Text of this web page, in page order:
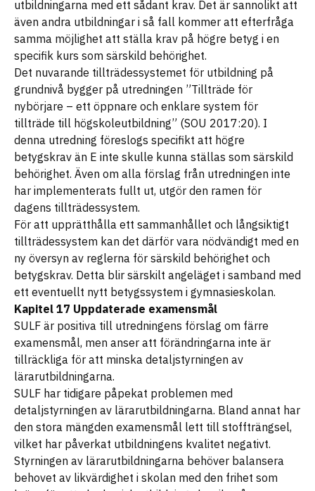
utbildningarna med ett sådant krav. Det är sannolikt att
även andra utbildningar i så fall kommer att efterfråga
samma möjlighet att ställa krav på högre betyg i en
specifik kurs som särskild behörighet.
Det nuvarande tillträdessystemet för utbildning på
grundnivå bygger på utredningen ”Tillträde för
nybörjare – ett öppnare och enklare system för
tillträde till högskoleutbildning” (SOU 2017:20). I
denna utredning föreslogs specifikt att högre
betygskrav än E inte skulle kunna ställas som särskild
behörighet. Även om alla förslag från utredningen inte
har implementerats fullt ut, utgör den ramen för
dagens tillträdessystem.
För att upprätthålla ett sammanhållet och långsiktigt
tillträdessystem kan det därför vara nödvändigt med en
ny översyn av reglerna för särskild behörighet och
betygskrav. Detta blir särskilt angeläget i samband med
ett eventuellt nytt betygssystem i gymnasieskolan.
Kapitel 17 Uppdaterade examensmål
SULF är positiva till utredningens förslag om färre
examensmål, men anser att förändringarna inte är
tillräckliga för att minska detaljstyrningen av
lärarutbildningarna.
SULF har tidigare påpekat problemen med
detaljstyrningen av lärarutbildningarna. Bland annat har
den stora mängden examensmål lett till stoffträngsel,
vilket har påverkat utbildningens kvalitet negativt.
Styrningen av lärarutbildningarna behöver balansera
behovet av likvärdighet i skolan med den frihet som